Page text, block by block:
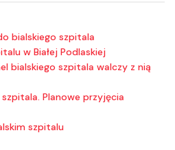
bialskiego szpitala
w Białej Podlaskiej
bialskiego szpitala walczy z nią
Planowe przyjęcia
szpitalu